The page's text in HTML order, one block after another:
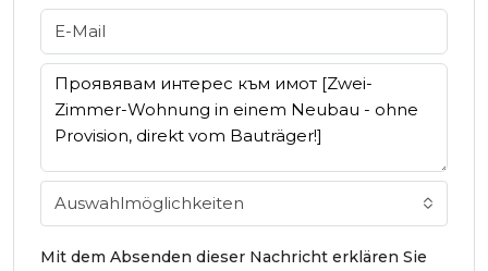
Auswahlmöglichkeiten
Mit dem Absenden dieser Nachricht erklären Sie